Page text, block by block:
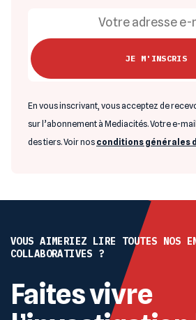
En vous inscrivant, vous acceptez de
sur l’abonnement à Mediacités. Votre e-
des tiers. Voir nos conditions générales
VOUS AIMERIEZ LIRE TOUTES NOS
COLLABORATIVES ?
Faites vivre